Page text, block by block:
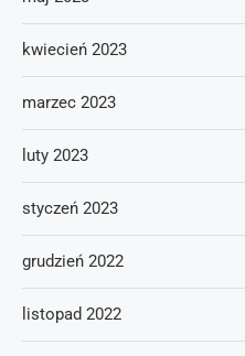
kwiecień 2023
marzec 2023
luty 2023
styczeń 2023
grudzień 2022
listopad 2022